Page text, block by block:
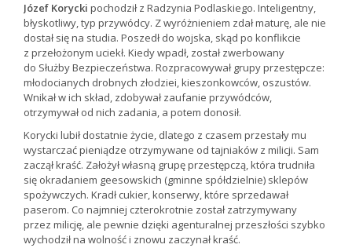
Józef Korycki pochodził z Radzynia Podlaskiego. Inteligentny,
błyskotliwy, typ przywódcy. Z wyróżnieniem zdał maturę, ale nie
dostał się na studia. Poszedł do wojska, skąd po konflikcie
z przełożonym uciekł. Kiedy wpadł, został zwerbowany
do Służby Bezpieczeństwa. Rozpracowywał grupy przestępcze:
młodocianych drobnych złodziei, kieszonkowców, oszustów.
Wnikał w ich skład, zdobywał zaufanie przywódców,
otrzymywał od nich zadania, a potem donosił.
Korycki lubił dostatnie życie, dlatego z czasem przestały mu
wystarczać pieniądze otrzymywane od tajniaków z milicji. Sam
zaczął kraść. Założył własną grupę przestępczą, która trudniła
się okradaniem geesowskich (gminne spółdzielnie) sklepów
spożywczych. Kradł cukier, konserwy, które sprzedawał
paserom. Co najmniej czterokrotnie został zatrzymywany
przez milicję, ale pewnie dzięki agenturalnej przeszłości szybko
wychodził na wolność i znowu zaczynał kraść.